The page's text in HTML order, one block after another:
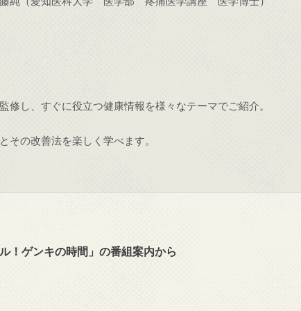
修し、すぐに役立つ健康情報を様々なテーマでご紹介。
その改善法を楽しく学べます。
！ゲンキの時間」の番組案内から